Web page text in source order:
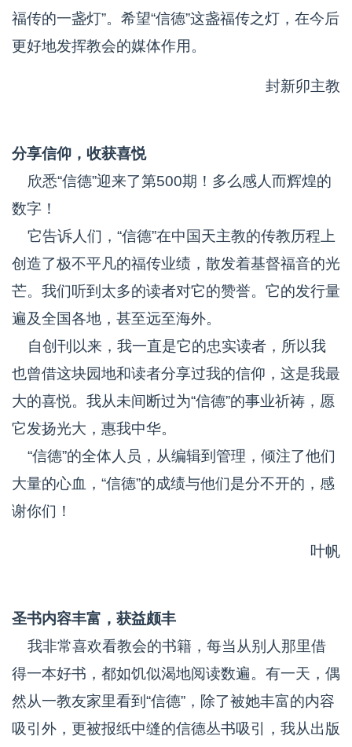
福传的一盏灯”。希望“信德”这盏福传之灯，在今后
更好地发挥教会的媒体作用。
封新卯主教
分享信仰，收获喜悦
欣悉“信德”迎来了第500期！多么感人而辉煌的
数字！
它告诉人们，“信德”在中国天主教的传教历程上
创造了极不平凡的福传业绩，散发着基督福音的光
芒。我们听到太多的读者对它的赞誉。它的发行量
遍及全国各地，甚至远至海外。
自创刊以来，我一直是它的忠实读者，所以我
也曾借这块园地和读者分享过我的信仰，这是我最
大的喜悦。我从未间断过为“信德”的事业祈祷，愿
它发扬光大，惠我中华。
“信德”的全体人员，从编辑到管理，倾注了他们
大量的心血，“信德”的成绩与他们是分不开的，感
谢你们！
叶帆
圣书内容丰富，获益颇丰
我非常喜欢看教会的书籍，每当从别人那里借
得一本好书，都如饥似渴地阅读数遍。有一天，偶
然从一教友家里看到“信德”，除了被她丰富的内容
吸引外，更被报纸中缝的信德丛书吸引，我从出版